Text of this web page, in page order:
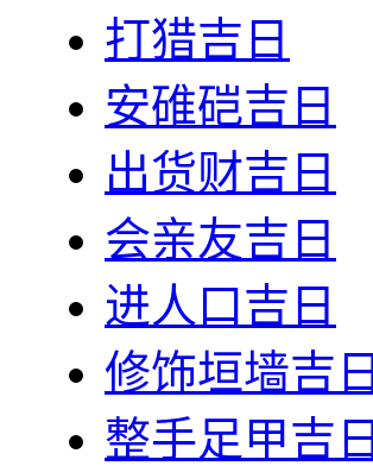
打猎吉日
安碓硙吉日
出货财吉日
会亲友吉日
进人口吉日
修饰垣墙吉日
整手足甲吉日